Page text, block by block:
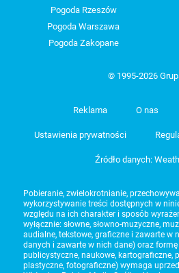
Pogoda Rzeszów
Pogoda Warszawa
Pogoda Zakopane
© 1995-2026
Reklama O nas
Ustawienia prywatności
Źródło danych:
Pobieranie, zwielokrotnianie,
wykorzystywanie treści dostępnych w
względu na ich charakter i sposób
wyłącznie: słowne, słowno-muzyczne,
audialne, tekstowe, graficzne i zawarte w
danych i zawarte w nich dane) oraz formę
publicystyczne, naukowe, kartograficzne,
plastyczne, fotograficzne) wymaga